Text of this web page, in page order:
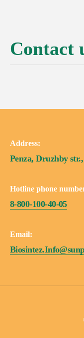
Contact
Address:
Penza, Druzhby
Hotline phone
8-800-100-40-05
Email: